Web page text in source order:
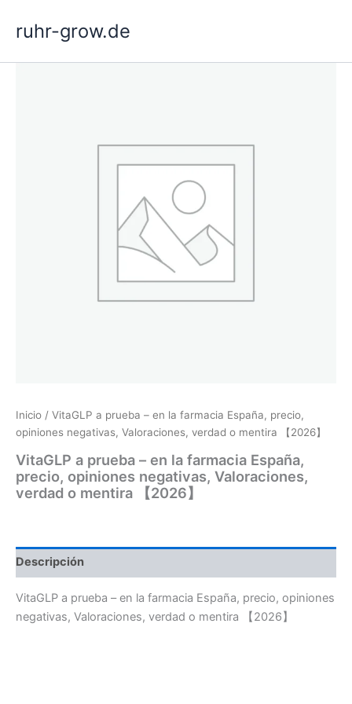
ruhr-grow.de
Inicio / VitaGLP a prueba – en la farmacia España, precio,
opiniones negativas, Valoraciones, verdad o mentira 【2026】
VitaGLP a prueba – en la farmacia España,
precio, opiniones negativas, Valoraciones,
verdad o mentira 【2026】
Descripción
VitaGLP a prueba – en la farmacia España, precio, opiniones
negativas, Valoraciones, verdad o mentira 【2026】